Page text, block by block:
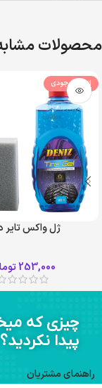
محصولات
اتمام موجودی
ژل واکس تایر
253,000
چیزی که
پیدا نکردید؟
راهنمای مشتریان